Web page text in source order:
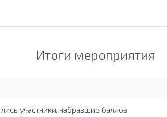
Итоги мероприятия
участники, набравшие баллов